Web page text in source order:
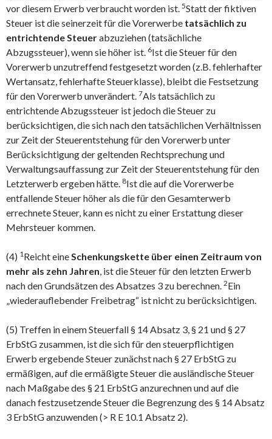
vor diesem Erwerb verbraucht worden ist. 5Statt der fiktiven
Steuer ist die seinerzeit für die Vorerwerbe tatsächlich zu
entrichtende Steuerabzuziehen (tatsächliche
Abzugssteuer), wenn sie höher ist. 6Ist die Steuer für den
Vorerwerb unzutreffend festgesetzt worden (z.B. fehlerhafter
Wertansatz, fehlerhafte Steuerklasse), bleibt die Festsetzung
für den Vorerwerb unverändert. 7Als tatsächlich zu
entrichtende Abzugssteuer ist jedoch die Steuer zu
berücksichtigen, die sich nach den tatsächlichen Verhältnissen
zur Zeit der Steuerentstehung für den Vorerwerb unter
Berücksichtigung der geltenden Rechtsprechung und
Verwaltungsauffassung zur Zeit der Steuerentstehung für den
Letzterwerb ergeben hätte. 8Ist die auf die Vorerwerbe
entfallende Steuer höher als die für den Gesamterwerb
errechnete Steuer, kann es nicht zu einer Erstattung dieser
Mehrsteuer kommen.
(4) 1 Reicht eine Schenkungskette über einen Zeitraum von
mehr als zehn Jahren , ist die Steuer für den letzten Erwerb
nach den Grundsätzen des Absatzes 3 zu berechnen. 2Ein
„wiederauflebender Freibetrag“ ist nicht zu berücksichtigen.
(5) Treffen in einem Steuerfall § 14 Absatz 3, § 21 und § 27
ErbStG zusammen, ist die sich für den steuerpflichtigen
Erwerb ergebende Steuer zunächst nach § 27 ErbStG zu
ermäßigen, auf die ermäßigte Steuer die ausländische Steuer
nach Maßgabe des § 21 ErbStG anzurechnen und auf die
danach festzusetzende Steuer die Begrenzung des § 14 Absatz
3 ErbStG anzuwenden (> R E 10.1 Absatz 2).